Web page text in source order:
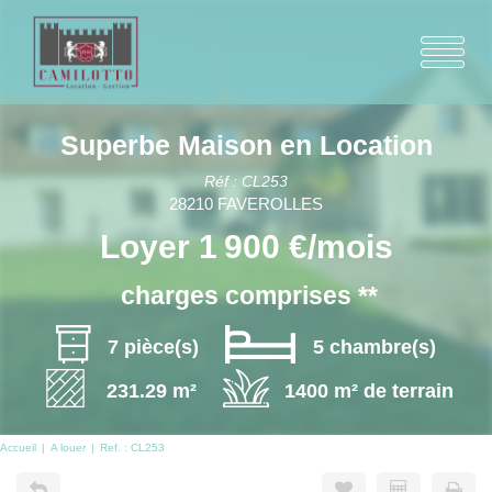
Superbe Maison en Location
Réf : CL253
28210 FAVEROLLES
Loyer 1 900 €/mois
charges comprises **
7 pièce(s)
5 chambre(s)
231.29 m²
1400 m² de terrain
Accueil A louer Ref. : CL253